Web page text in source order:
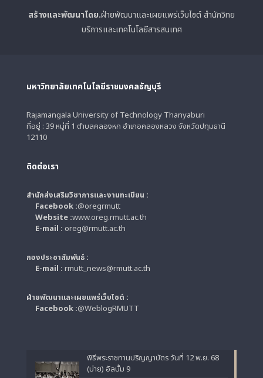
สร้างและพัฒนาโดย.ฝ่ายพัฒนาและเผยแพร่เว็บไซต์ สำนักวิทย
บริการและเทคโนโลยีสารสนเทศ
มหาวิทยาลัยเทคโนโลยีราชมงคลธัญบุรี
Rajamangala University of Technology Thanyaburi
ที่อยู่ : 39 หมู่ที่ 1 ตำบลคลองหก อำเภอคลองหลวง จังหวัดปทุมธานี
12110
ติดต่อเรา
สำนักส่งเสริมวิชาการและงานทะเบียน :
Facebook :@oregrmutt
Website :www.oreg.rmutt.ac.th
E-mail : oreg@rmutt.ac.th
กองประชาสัมพันธ์ :
E-mail : rmutt_news@rmutt.ac.th
ฝ่ายพัฒนาและเผยแพร่เว็บไซต์ :
Facebook :@WeblogRMUTT
พิธีพระราชทานปริญญาบัตร วันที่ 12 พ.ย. 68
(บ่าย) อัลบั้ม 9